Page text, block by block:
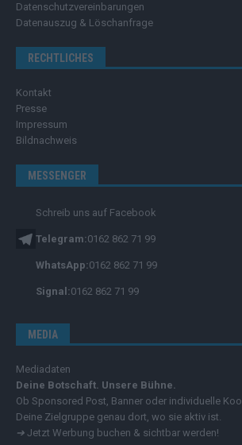
Datenschutzvereinbarungen
Datenauszug & Löschanfrage
RECHTLICHES
Kontakt
Presse
Impressum
Bildnachweis
MESSENGER
Schreib uns auf Facebook
Telegram:0162 862 71 99
WhatsApp:0162 862 71 99
Signal:0162 862 71 99
MEDIA
Mediadaten
Deine Botschaft. Unsere Bühne.
Ob Sponsored Post, Banner oder individuelle
Deine Zielgruppe genau dort, wo sie aktiv ist.
➔ Jetzt Werbung buchen & sichtbar werden!